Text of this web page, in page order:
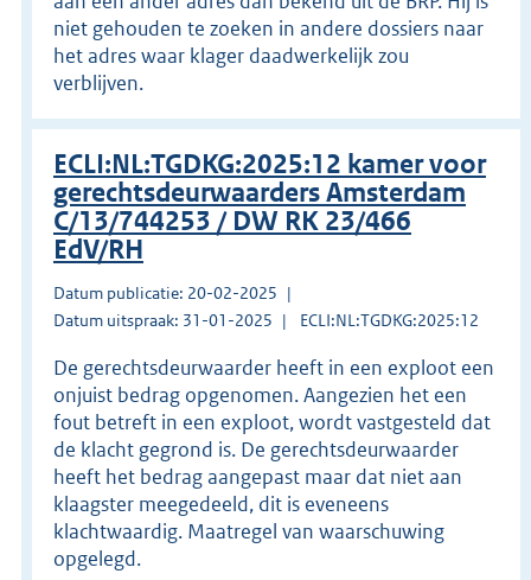
niet gehouden te zoeken in andere dossiers naar
het adres waar klager daadwerkelijk zou
verblijven.
ECLI:NL:TGDKG:2025:12 kamer voor
gerechtsdeurwaarders Amsterdam
C/13/744253 / DW RK 23/466
EdV/RH
Datum publicatie: 20-02-2025
Datum uitspraak: 31-01-2025
ECLI:NL:TGDKG:2025:12
De gerechtsdeurwaarder heeft in een exploot een
onjuist bedrag opgenomen. Aangezien het een
fout betreft in een exploot, wordt vastgesteld dat
de klacht gegrond is. De gerechtsdeurwaarder
heeft het bedrag aangepast maar dat niet aan
klaagster meegedeeld, dit is eveneens
klachtwaardig. Maatregel van waarschuwing
opgelegd.